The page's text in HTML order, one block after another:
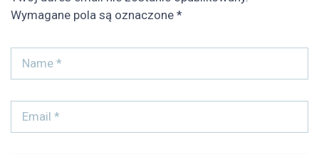
Wymagane pola są oznaczone *